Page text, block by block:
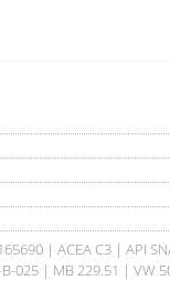
| ACEA C3 | API
025 | MB 229.51 | VW